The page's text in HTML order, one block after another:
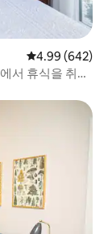
평점 4.99점(5
4.99 (642)
서 휴식을 취해